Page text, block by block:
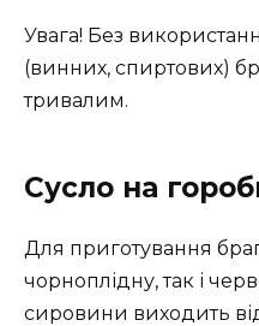
Увага! Без
(винних, спиртових)
тривалим.
Сусло на
Для приготування
чорноплідну, так і
сировини виходить